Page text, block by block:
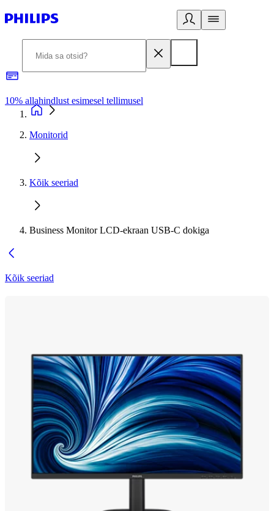
10% allahindlust esimesel tellimusel
Monitorid
Kõik seeriad
Business Monitor LCD-ekraan USB-C dokiga
Kõik seeriad